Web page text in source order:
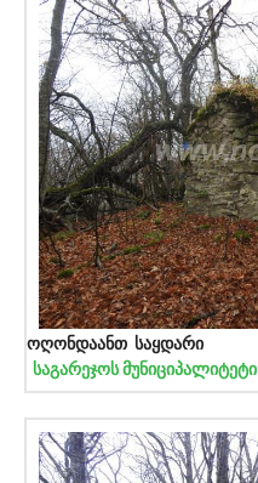
ოღონდაანთ საყდარი
საგარეჯოს მუნიციპალიტეტი